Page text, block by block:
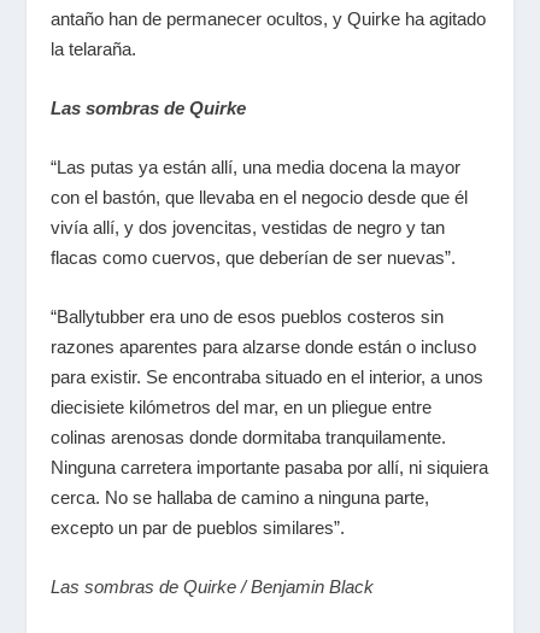
antaño han de permanecer ocultos, y Quirke ha agitado
la telaraña.
Las sombras de Quirke
“Las putas ya están allí, una media docena la mayor
con el bastón, que llevaba en el negocio desde que él
vivía allí, y dos jovencitas, vestidas de negro y tan
flacas como cuervos, que deberían de ser nuevas”.
“Ballytubber era uno de esos pueblos costeros sin
razones aparentes para alzarse donde están o incluso
para existir. Se encontraba situado en el interior, a unos
diecisiete kilómetros del mar, en un pliegue entre
colinas arenosas donde dormitaba tranquilamente.
Ninguna carretera importante pasaba por allí, ni siquiera
cerca. No se hallaba de camino a ninguna parte,
excepto un par de pueblos similares”.
Las sombras de Quirke / Benjamin Black